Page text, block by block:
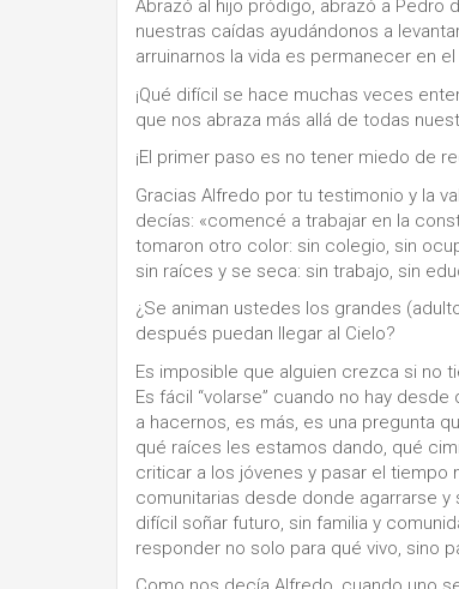
Abrazó al hijo pródigo, abrazó a
nuestras caídas ayudándonos a
arruinarnos la vida es permanecer en
¡Qué difícil se hace muchas veces
que nos abraza más allá de todas
¡El primer paso es no tener miedo de
Gracias Alfredo por tu testimonio y la
decías: «comencé a trabajar en la
tomaron otro color: sin colegio, sin
sin raíces y se seca: sin trabajo, sin
¿Se animan ustedes los grandes
después puedan llegar al Cielo?
Es imposible que alguien crezca si no
Es fácil “volarse” cuando no hay
a hacernos, es más, es una pregunta
qué raíces les estamos dando, qué
criticar a los jóvenes y pasar el tiempo
comunitarias desde donde agarrarse
difícil soñar futuro, sin familia y
responder no solo para qué vivo, sino